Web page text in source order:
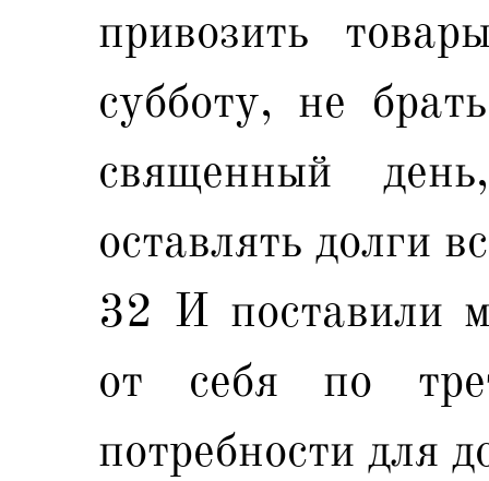
привозить
субботу, не
священный
оставлять долги
32 И поставили
от себя по
потребности для